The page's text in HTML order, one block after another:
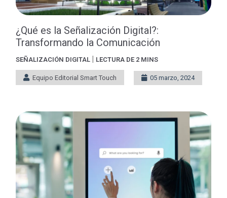
¿Qué es la Señalización Digital?:
Transformando la Comunicación
SEÑALIZACIÓN DIGITAL | LECTURA DE 2 MINS
Equipo Editorial Smart Touch 05 marzo, 2024